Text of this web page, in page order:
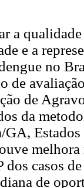
a
e a
no
de
de
da
melhora
dos casos
de